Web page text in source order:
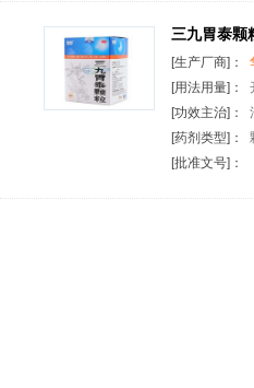
三九胃泰颗
[生产厂商]：
[用法用量]：
[功效主治]：
[药剂类型]：
[批准文号]：